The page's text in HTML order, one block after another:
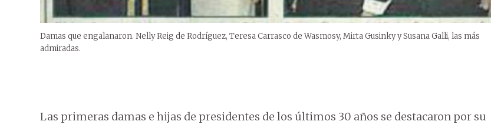
Damas que engalanaron. Nelly Reig de Rodríguez, Teresa Carrasco de Wasmosy, Mirta Gusinky y Susana Galli, las más
admiradas.
Las primeras damas e hijas de presidentes de los últimos 30 años se destacaron por su